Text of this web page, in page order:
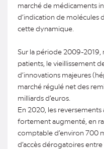
marché de médicaments
d’indication de molécules
cette dynamique.
Sur la période 2009-2019,
patients, le vieillissement
d’innovations majeures
marché régulé net des
milliards d’euros.
En 2020, les
fortement augmenté, en
comptable d’environ 700
d’accès dérogatoires